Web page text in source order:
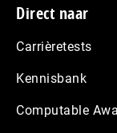
Footer
Direct naar
Carrièretests
Kennisbank
Computable